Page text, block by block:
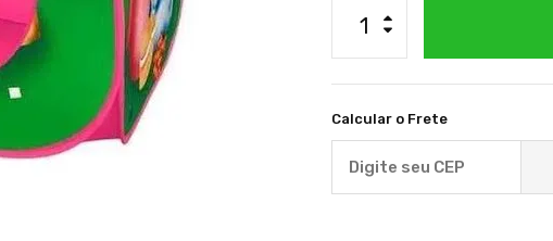
Calcular o Frete